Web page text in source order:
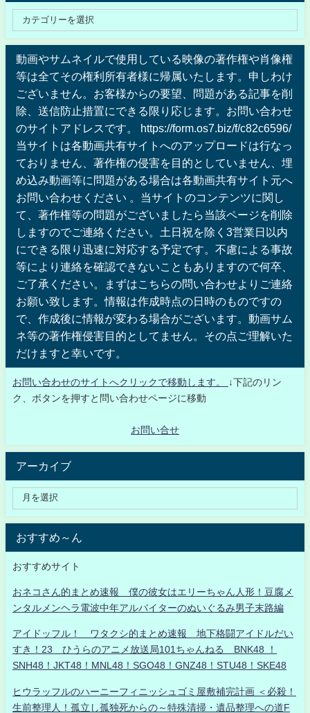
動画やサムネイルで使用している映像の著作権や肖像権
等は全てその権利所有者様に帰属いたします。申しわけ
ございません。お客様からの要望、問題がある記事を削
除、送信防止措置にできる限り応じます。お問い合わせ
のサイトアドレスです。 https://form.os7.biz/f/c82c6596/
当サイトは各動画共有サイトへのアップロードは行なっ
ておりません、著作権の侵害を目的としていません、埋
め込み動画等に問題がある場合は各動画共有サイト元へ
お問い合わせください 。当サイトのコンテンツに関し
て、著作権等の問題がございましたら当該ページを削除
しますのでご連絡ください。土日祝を除く3営業日以内
にできる限り迅速に対応する予定です。不慮による事故
等により連絡を確認できないこともありますので何卒、
ご了承ください。まずはこちらの問い合わせよりご連絡
お願い致します。情報は作成時点の日時のものですの
で、作成後に情報が変わる場合がございます。動画サム
ネ等の著作権侵害目的としてません。その点ご理解いた
だけますと幸いです。
お問い合わせのサイトへクリックで移動します。
↓下記のリン
ク、ボタンを押すと問い合わせページに移動
お問い合せ
アーカイブ
おすすめ～ん
おすすめサイト
おネコさん的まとめ速報 僕の彼女はエリーちゃん人形！豆腐メ
ンタルメンヘラ電波中年アルバイターのぬいぐるみ男子末路編
アイドッフル！ ワタクシ的まとめ速報 地下格闘アイドルだい
すき！23 ひうらのアニメ放送局101ちゃんねる BNK48 ！
SNH48！JKT48！MNL48！SGO48！GNZ48！STU48！SKE48
ヒウラッフルのハーニーフィニッシュゴミ屋敷補完計画 ＜必殺！
生前整理人！孤立し孤独死からの～特殊清掃・遺品整理への道F